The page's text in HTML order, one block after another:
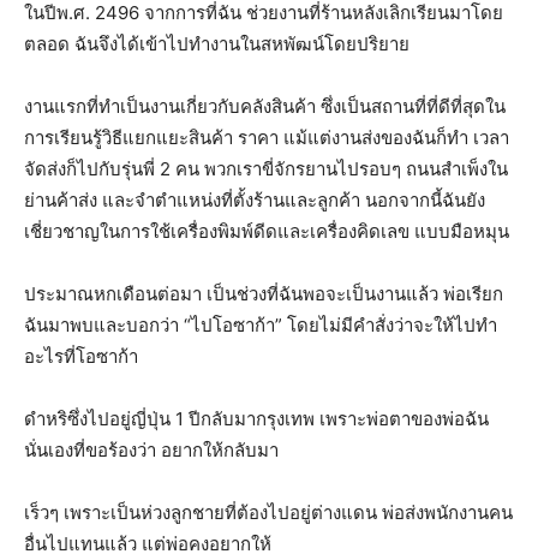
ในปีพ.ศ. 2496 จากการที่ฉัน ช่วยงานที่ร้านหลังเลิกเรียนมาโดย
ตลอด ฉันจึงได้เข้าไปทํางานในสหพัฒน์โดยปริยาย
งานแรกที่ทำเป็นงานเกี่ยวกับคลังสินค้า ซึ่งเป็นสถานที่ที่ดีที่สุดใน
การเรียนรู้วิธีแยกแยะสินค้า ราคา แม้แต่งานส่งของฉันก็ทำ เวลา
จัดส่งก็ไปกับรุ่นพี่ 2 คน พวกเราขี่จักรยานไปรอบๆ ถนนสำเพ็งใน
ย่านค้าส่ง และจำตำแหน่งที่ตั้งร้านและลูกค้า นอกจากนี้ฉันยัง
เชี่ยวชาญในการใช้เครื่องพิมพ์ดีดและเครื่องคิดเลข แบบมือหมุน
ประมาณหกเดือนต่อมา เป็นช่วงที่ฉันพอจะเป็นงานแล้ว พ่อเรียก
ฉันมาพบและบอกว่า “ไปโอซาก้า” โดยไม่มีคำสั่งว่าจะให้ไปทำ
อะไรที่โอซาก้า
ดำหริซึ่งไปอยู่ญี่ปุ่น 1 ปีกลับมากรุงเทพ เพราะพ่อตาของพ่อฉัน
นั่นเองที่ขอร้องว่า อยากให้กลับมา
เร็วๆ เพราะเป็นห่วงลูกชายที่ต้องไปอยู่ต่างแดน พ่อส่งพนักงานคน
อื่นไปแทนแล้ว แต่พ่อคงอยากให้